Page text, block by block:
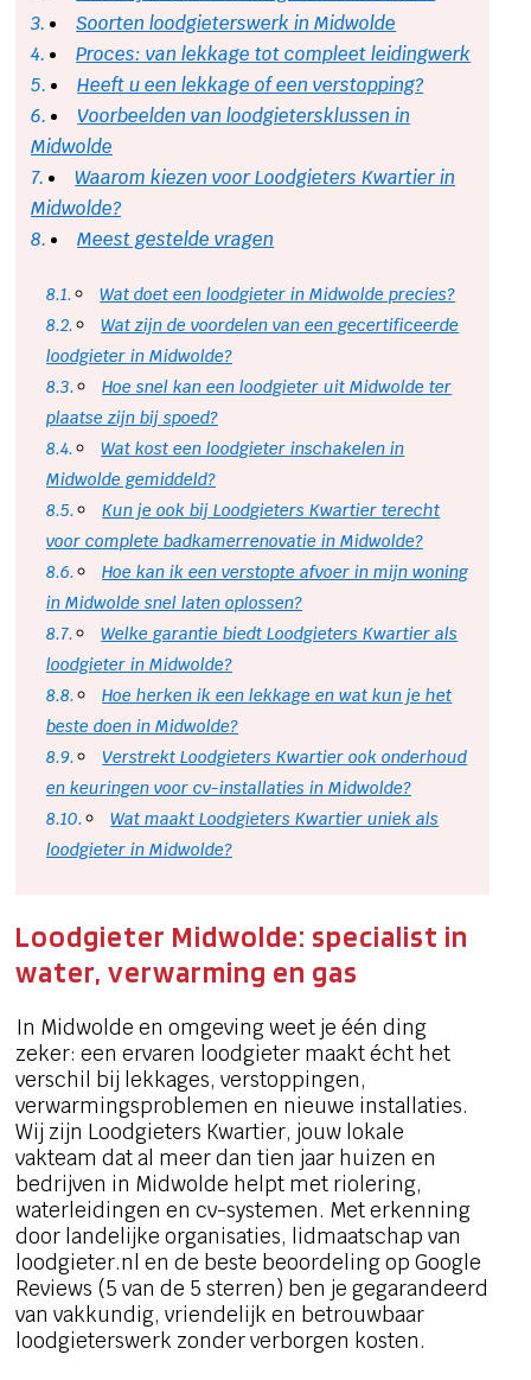
Soorten loodgieterswerk in Midwolde
Proces: van lekkage tot compleet leidingwerk
Heeft u een lekkage of een verstopping?
Voorbeelden van loodgietersklussen in
Midwolde
Waarom kiezen voor Loodgieters Kwartier in
Midwolde?
Meest gestelde vragen
Wat doet een loodgieter in Midwolde precies?
Wat zijn de voordelen van een gecertificeerde
loodgieter in Midwolde?
Hoe snel kan een loodgieter uit Midwolde ter
plaatse zijn bij spoed?
Wat kost een loodgieter inschakelen in
Midwolde gemiddeld?
Kun je ook bij Loodgieters Kwartier terecht
voor complete badkamerrenovatie in Midwolde?
Hoe kan ik een verstopte afvoer in mijn woning
in Midwolde snel laten oplossen?
Welke garantie biedt Loodgieters Kwartier als
loodgieter in Midwolde?
Hoe herken ik een lekkage en wat kun je het
beste doen in Midwolde?
Verstrekt Loodgieters Kwartier ook onderhoud
en keuringen voor cv-installaties in Midwolde?
Wat maakt Loodgieters Kwartier uniek als
loodgieter in Midwolde?
Loodgieter Midwolde: specialist in
water, verwarming en gas
In Midwolde en omgeving weet je één ding
zeker: een ervaren loodgieter maakt écht het
verschil bij lekkages, verstoppingen,
verwarmingsproblemen en nieuwe installaties.
Wij zijn Loodgieters Kwartier, jouw lokale
vakteam dat al meer dan tien jaar huizen en
bedrijven in Midwolde helpt met riolering,
waterleidingen en cv-systemen. Met erkenning
door landelijke organisaties, lidmaatschap van
loodgieter.nl en de beste beoordeling op Google
Reviews (5 van de 5 sterren) ben je gegarandeerd
van vakkundig, vriendelijk en betrouwbaar
loodgieterswerk zonder verborgen kosten.